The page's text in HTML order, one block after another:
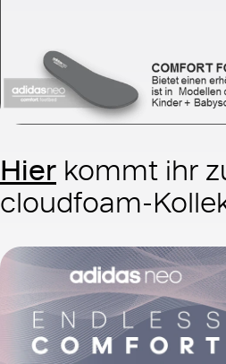
Hier kommt ihr
cloudfoam-